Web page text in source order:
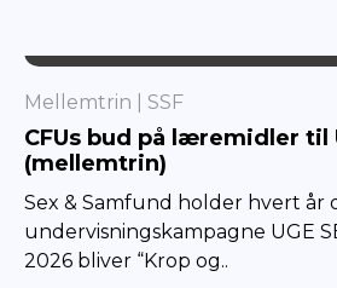
Mellemtrin SSF
CFUs bud på læremidler til
(mellemtrin)
SSF
Sex & Samfund holder hvert år
undervisningskampagne UGE
2026 bliver “Krop og..